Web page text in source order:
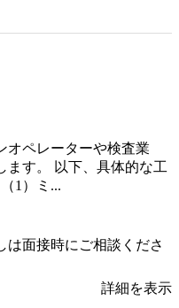
オペレーターや検査業
ます。 以下、具体的な工
1）ミ...
面接時にご相談くださ
詳細を表示